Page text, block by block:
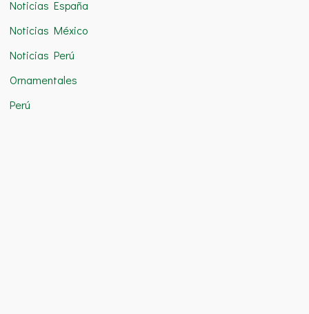
Noticias España
Noticias México
Noticias Perú
Ornamentales
Perú